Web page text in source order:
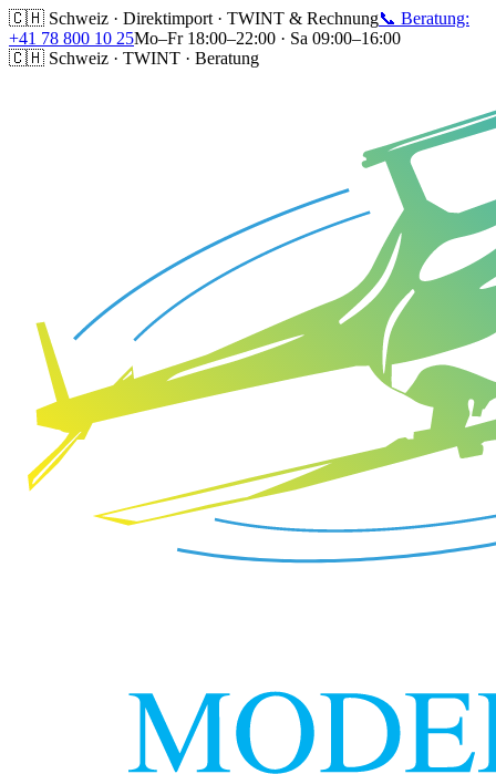
🇨🇭 Schweiz · Direktimport · TWINT & Rechnung📞 Beratung:
+41 78 800 10 25Mo–Fr 18:00–22:00 · Sa 09:00–16:00
🇨🇭 Schweiz · TWINT · Beratung